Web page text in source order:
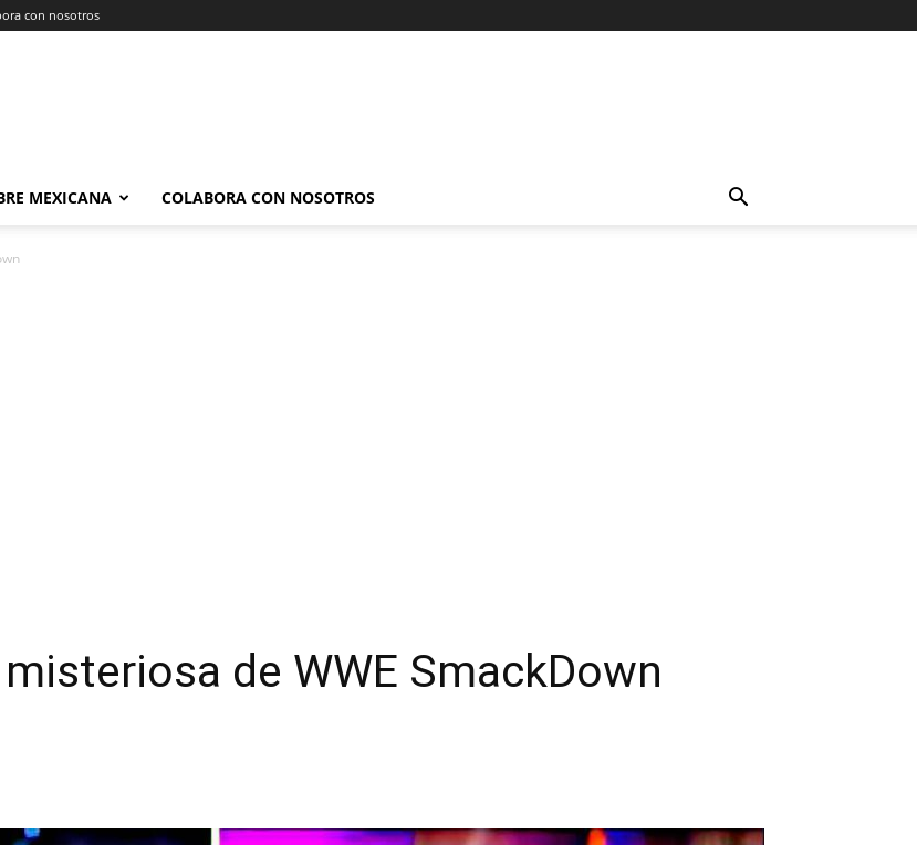
con nosotros
MEXICANA COLABORA CON NOSOTROS
de WWE SmackDown